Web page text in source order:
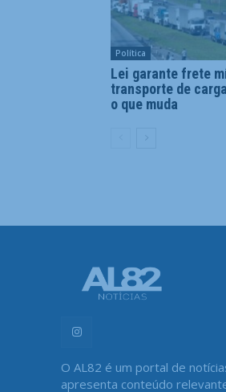
Política
Lei garante frete
transporte de
o que muda
O AL82 é um portal de
apresenta conteúdo